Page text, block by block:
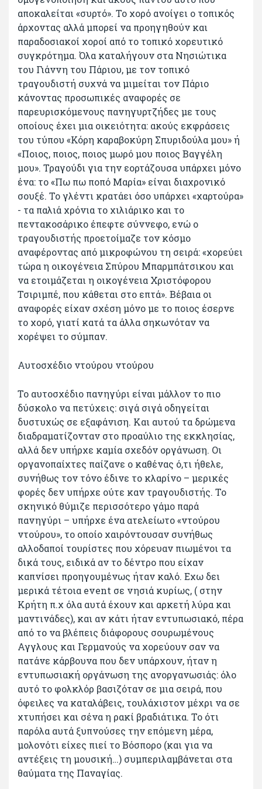
αποκαλείται «συρτό». Το χορό ανοίγει ο τοπικός
άρχοντας αλλά μπορεί να προηγηθούν και
παραδοσιακοί χοροί από το τοπικό χορευτικό
συγκρότημα. Όλα καταλήγουν στα Νησιώτικα
του Γιάννη του Πάριου, με τον τοπικό
τραγουδιστή συχνά να μιμείται τον Πάριο
κάνοντας προσωπικές αναφορές σε
παρευρισκόμενους πανηγυρτζήδες με τους
οποίους έχει μια οικειότητα: ακούς εκφράσεις
του τύπου «Κόρη καραβοκύρη Σπυριδούλα μου» ή
«Ποιος, ποιος, ποιος μωρό μου ποιος Βαγγέλη
μου». Τραγούδι για την εορτάζουσα υπάρχει μόνο
ένα: το «Πω πω ποπό Μαρία» είναι διαχρονικό
σουξέ. Το γλέντι κρατάει όσο υπάρχει «χαρτούρα»
- τα παλιά χρόνια το χιλιάρικο και το
πεντακοσάρικο έπεφτε σύννεφο, ενώ ο
τραγουδιστής προετοίμαζε τον κόσμο
αναφέροντας από μικροφώνου τη σειρά: «χορεύει
τώρα η οικογένεια Σπύρου Μπαρμπάτσικου και
να ετοιμάζεται η οικογένεια Χριστόφορου
Τσιριμπέ, που κάθεται στο επτά». Βέβαια οι
αναφορές είχαν σχέση μόνο με το ποιος έσερνε
το χορό, γιατί κατά τα άλλα σηκωνόταν να
χορέψει το σύμπαν.
Αυτοσχέδιο ντούρου ντούρου
Το αυτοσχέδιο πανηγύρι είναι μάλλον το πιο
δύσκολο να πετύχεις: σιγά σιγά οδηγείται
δυστυχώς σε εξαφάνιση. Και αυτού τα δρώμενα
διαδραματίζονταν στο προαύλιο της εκκλησίας,
αλλά δεν υπήρχε καμία σχεδόν οργάνωση. Οι
οργανοπαίχτες παίζανε ο καθένας ό,τι ήθελε,
συνήθως τον τόνο έδινε το κλαρίνο – μερικές
φορές δεν υπήρχε ούτε καν τραγουδιστής. Το
σκηνικό θύμιζε περισσότερο γάμο παρά
πανηγύρι – υπήρχε ένα ατελείωτο «ντούρου
ντούρου», το οποίο χαιρόντουσαν συνήθως
αλλοδαποί τουρίστες που χόρευαν πιωμένοι τα
δικά τους, ειδικά αν το δέντρο που είχαν
καπνίσει προηγουμένως ήταν καλό. Εχω δει
μερικά τέτοια event σε νησιά κυρίως, ( στην
Κρήτη π.χ όλα αυτά έχουν και αρκετή λύρα και
μαντινάδες), και αν κάτι ήταν εντυπωσιακό, πέρα
από το να βλέπεις διάφορους σουρωμένους
Αγγλους και Γερμανούς να χορεύουν σαν να
πατάνε κάρβουνα που δεν υπάρχουν, ήταν η
εντυπωσιακή οργάνωση της ανοργανωσιάς: όλο
αυτό το φολκλόρ βασιζόταν σε μια σειρά, που
όφειλες να καταλάβεις, τουλάχιστον μέχρι να σε
χτυπήσει και σένα η ρακί βραδιάτικα. Το ότι
παρόλα αυτά ξυπνούσες την επόμενη μέρα,
μολονότι είχες πιεί το Βόσπορο (και για να
αντέξεις τη μουσική…) συμπεριλαμβάνεται στα
θαύματα της Παναγίας.